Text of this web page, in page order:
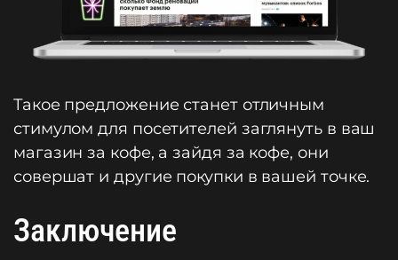
Такое предложение станет отличным
стимулом для посетителей заглянуть в ваш
магазин за кофе, а зайдя за кофе, они
совершат и другие покупки в вашей точке.
Заключение